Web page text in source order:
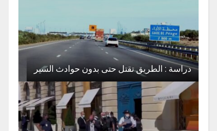
دراسة : الطريق تقتل حتى بدون حوادث السير